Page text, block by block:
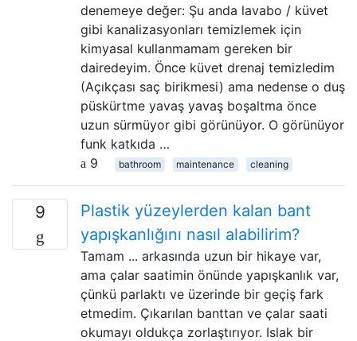
denemeye değer: Şu anda lavabo / küvet
gibi kanalizasyonları temizlemek için
kimyasal kullanmamam gereken bir
dairedeyim. Önce küvet drenaj temizledim
(Açıkçası saç birikmesi) ama nedense o duş
püskürtme yavaş yavaş boşaltma önce
uzun sürmüyor gibi görünüyor. O görünüyor
funk katkıda …
9
bathroom maintenance cleaning
9
Plastik yüzeylerden kalan bant
yapışkanlığını nasıl alabilirim?
Tamam ... arkasında uzun bir hikaye var,
ama çalar saatimin önünde yapışkanlık var,
çünkü parlaktı ve üzerinde bir geçiş fark
etmedim. Çıkarılan banttan ve çalar saati
okumayı oldukça zorlaştırıyor. Islak bir